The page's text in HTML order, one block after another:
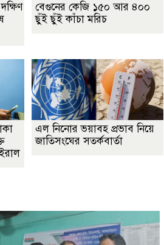
বেগুনের কেজি ১৫০ আর ৪০০
ছুঁই ছুঁই কাঁচা মরিচ
এল নিনোর ভয়াবহ প্রভাব নিয়ে
জাতিসংঘের সতর্কবার্তা